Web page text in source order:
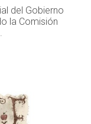
del Gobierno
la Comisión